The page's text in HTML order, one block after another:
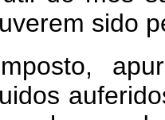
sido